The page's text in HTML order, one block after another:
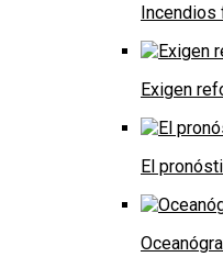
Incendios
Exigen
El